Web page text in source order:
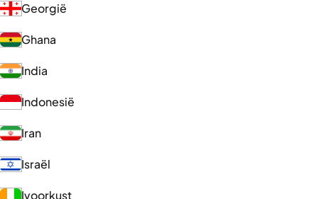
Georgië
Ghana
India
Indonesië
Iran
Israël
Ivoorkust